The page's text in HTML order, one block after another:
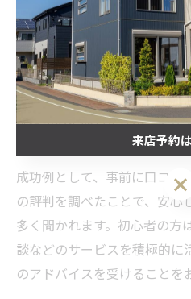
また、契約書の内容は細部ま
は必ず質問してください。特
対応、付帯設備の扱いなどは
ントです。大阪府では地域密
地域事情に即したサポートが
成功例として、事前に口コミ
の評判を調べたことで、安心
多く聞かれます。初心者の方
談などのサービスを積極的に
のアドバイスを受けることを
来店予約
来店予約